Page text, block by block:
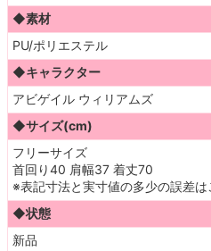
◆素材
PU/ポリエステル
◆キャラクター
アビゲイル ウィリアムズ
◆サイズ(cm)
フリーサイズ
首回り40 肩幅37 着丈70
※表記寸法と実寸値の多少の誤差は
◆状態
新品